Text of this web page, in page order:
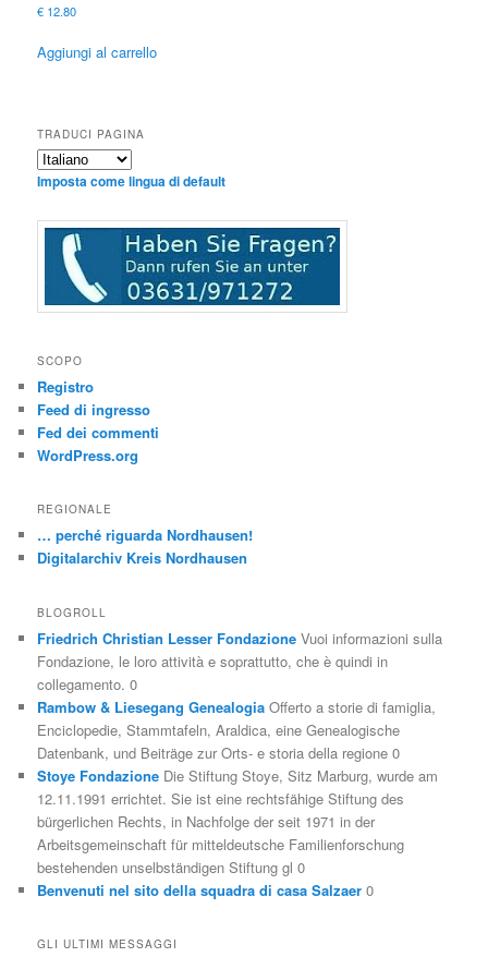
€ 12.80
Aggiungi al carrello
TRADUCI PAGINA
Imposta come lingua di default
SCOPO
Registro
Feed di ingresso
Fed dei commenti
WordPress.org
REGIONALE
… perché riguarda Nordhausen!
Digitalarchiv Kreis Nordhausen
BLOGROLL
Friedrich Christian Lesser Fondazione Vuoi informazioni sulla
Fondazione, le loro attività e soprattutto, che è quindi in
collegamento. 0
Rambow & Liesegang Genealogia Offerto a storie di famiglia,
Enciclopedie, Stammtafeln, Araldica, eine Genealogische
Datenbank, und Beiträge zur Orts- e storia della regione 0
Stoye Fondazione Die Stiftung Stoye, Sitz Marburg, wurde am
12.11.1991 errichtet. Sie ist eine rechtsfähige Stiftung des
bürgerlichen Rechts, in Nachfolge der seit 1971 in der
Arbeitsgemeinschaft für mitteldeutsche Familienforschung
bestehenden unselbständigen Stiftung gl 0
Benvenuti nel sito della squadra di casa Salzaer 0
GLI ULTIMI MESSAGGI